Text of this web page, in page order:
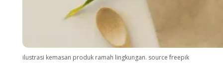
ilustrasi kemasan produk ramah lingkungan. source freepik